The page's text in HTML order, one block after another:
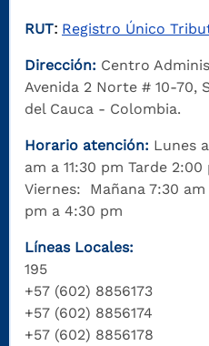
RUT: Registro Único
Dirección: Centro
Avenida 2 Norte # 10-70,
del Cauca - Colombia.
Horario atención: Lunes
am a 11:30 pm Tarde
Viernes: Mañana 7:30
pm a 4:30 pm
Líneas Locales:
195
+57 (602) 8856173
+57 (602) 8856174
+57 (602) 8856178